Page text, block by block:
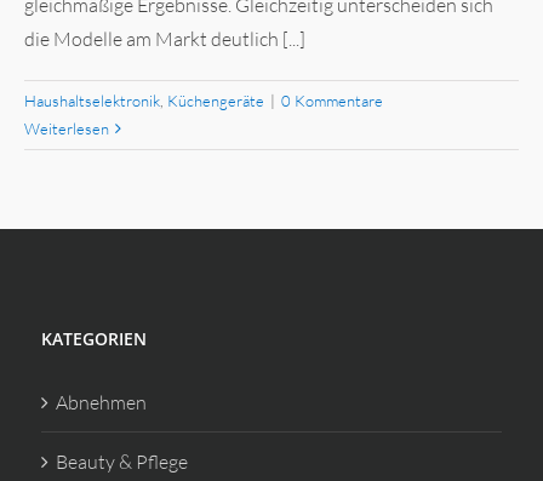
gleichmäßige Ergebnisse. Gleichzeitig unterscheiden sich
die Modelle am Markt deutlich [...]
Haushaltselektronik Küchengeräte | 0 Kommentare
Weiterlesen
KATEGORIEN
Abnehmen
Beauty & Pflege